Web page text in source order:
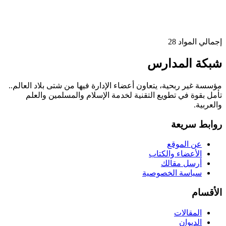
إجمالي المواد 28
شبكة المدارس
مؤسسة غير ربحية، يتعاون أعضاء الإدارة فيها من شتى بلاد العالم..
تأمل بقوة في تطويع التقنية لخدمة الإسلام والمسلمين والعلم
والعربية.
روابط سريعة
عن الموقع
الأعضاء والكتاب
أرسل مقالك
سياسة الخصوصية
الأقسام
المقالات
الديوان